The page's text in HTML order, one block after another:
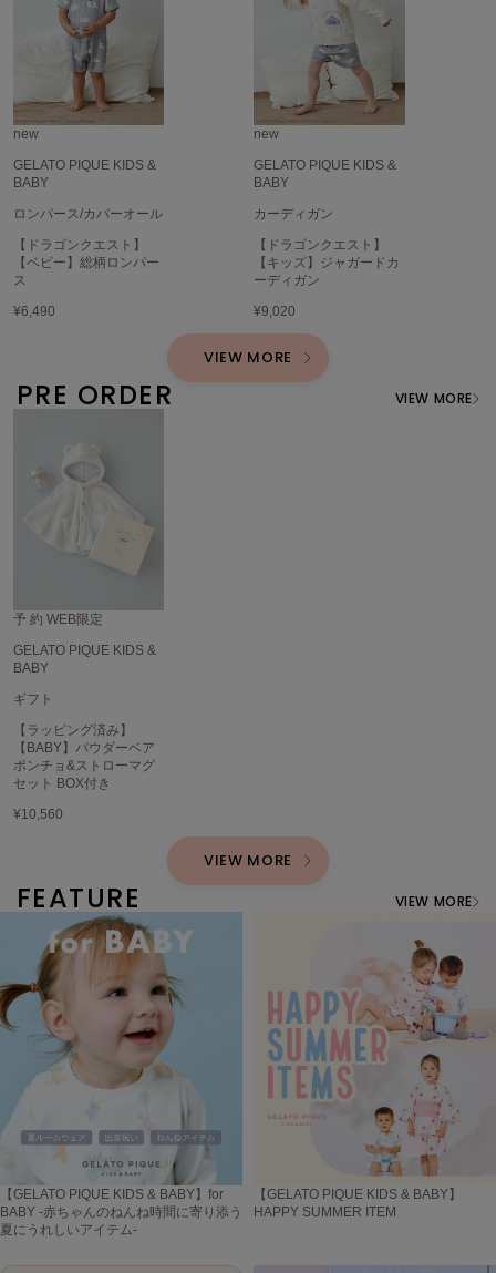
TODAYFUL
トゥデイフル
TSURU by Mariko Oikawa
ツルバイマリコオイカワ
アグ
UNDERSON UNDERSON
アンダーソン アンダーソン
un/neu
URBAN RESEARCH ROSSO
アーバンリサーチ ロッソ
ウサギブックス
ウサギアイテム
USAGI Vintage
ヴェジャ
new
GELATO PIQUE KIDS &
BABY
ロンパース/カバーオール
【ドラゴンクエスト】
【ベビー】総柄ロンパー
ス
¥6,490
new
GELATO PIQUE KIDS &
BABY
カーディガン
【ドラゴンクエスト】
【キッズ】ジャガードカ
ーディガン
¥9,020
VIEW MORE
PRE ORDER VIEW MORE
予 約 WEB限定
GELATO PIQUE KIDS &
BABY
ギフト
【ラッピング済み】
【BABY】パウダーベア
ポンチョ&ストローマグ
セット BOX付き
¥10,560
VIEW MORE
FEATURE VIEW MORE
【GELATO PIQUE KIDS & BABY】for
BABY -赤ちゃんのねんね時間に寄り添う
夏にうれしいアイテム-
【GELATO PIQUE KIDS & BABY】
HAPPY SUMMER ITEM